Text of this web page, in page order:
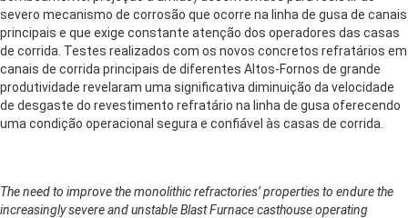
severo mecanismo de corrosão que ocorre na linha de gusa de canais
principais e que exige constante atenção dos operadores das casas
de corrida. Testes realizados com os novos concretos refratários em
canais de corrida principais de diferentes Altos-Fornos de grande
produtividade revelaram uma significativa diminuição da velocidade
de desgaste do revestimento refratário na linha de gusa oferecendo
uma condição operacional segura e confiável às casas de corrida.
The need to improve the monolithic refractories’ properties to endure the
increasingly severe and unstable Blast Furnace casthouse operating